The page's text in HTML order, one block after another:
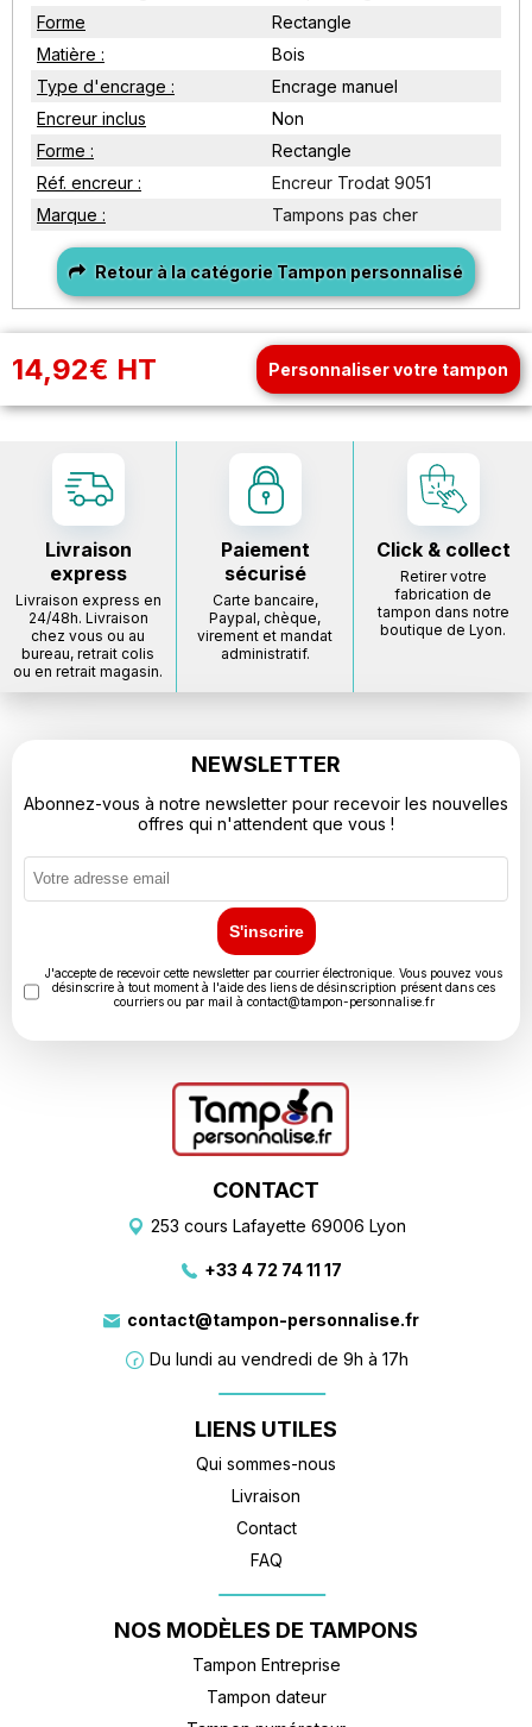
Retour à la catégorie Tampon personnalisé
Forme
Rectangle
Matière :
Bois
Type d'encrage :
Encrage manuel
Encreur inclus
Non
Forme :
Rectangle
Réf. encreur :
Encreur Trodat 9051
Marque :
Tampons pas cher
14,92€ HT Personnaliser votre tampon
Livraison
express
Livraison express en
24/48h. Livraison
chez vous ou au
bureau, retrait colis
ou en retrait magasin.
Paiement
sécurisé
Carte bancaire,
Paypal, chèque,
virement et mandat
administratif.
Click & collect
Retirer votre
fabrication de
tampon dans notre
boutique de Lyon.
CONTACT
253 cours Lafayette 69006 Lyon
+33 4 72 74 11 17
contact@tampon-personnalise.fr
Du lundi au vendredi de 9h à 17h
NOS MODÈLES DE TAMPONS
Tampon Entreprise
Tampon dateur
LIENS UTILES
Qui sommes-nous
Livraison
Contact
FAQ
NEWSLETTER
Abonnez-vous à notre newsletter pour recevoir les nouvelles
offres qui n'attendent que vous !
S'inscrire
J'accepte de recevoir cette newsletter par courrier électronique. Vous pouvez vous
désinscrire à tout moment à l'aide des liens de désinscription présent dans ces
courriers ou par mail à contact@tampon-personnalise.fr